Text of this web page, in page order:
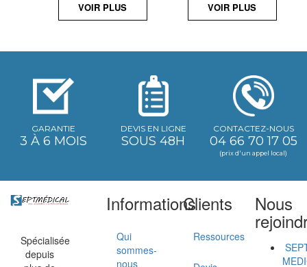
VOIR PLUS VOIR PLUS
GARANTIE
3 À 6 MOIS
DEVIS EN LIGNE
SOUS 48H
CONTACTEZ-NOUS
04 66 70 17 05
(prix d'un appel local)
Spécialisée
depuis
Informations
Qui
sommes-
nous
Clients
Ressources
Nous